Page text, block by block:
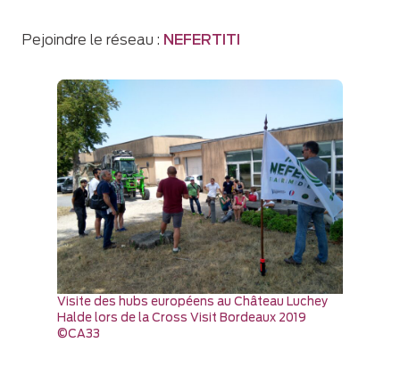
Pejoindre le réseau : NEFERTITI
Visite des hubs européens au Château Luchey
Halde lors de la Cross Visit Bordeaux 2019
©CA33